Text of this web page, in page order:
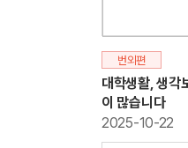
번외편
대학생활, 생각
이 많습니다
2025-10-22